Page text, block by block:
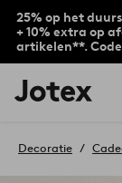
25% op het
+ 10% extra op
artikelen**.
Jotex
logo
to
Decoratie